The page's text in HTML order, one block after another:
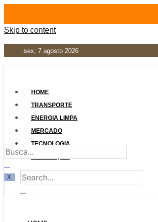
Skip to content
sex, 7 agosto 2026
HOME
TRANSPORTE
ENERGIA LIMPA
MERCADO
TECNOLOGIA
LEGISLAÇÃO
X